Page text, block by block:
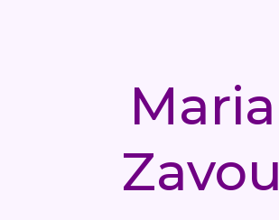
Maria
Zavou